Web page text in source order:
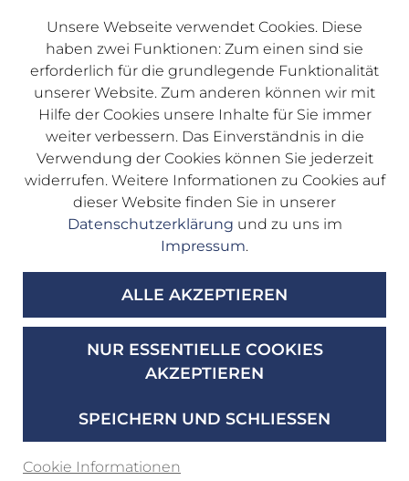
Öffnungszeiten
Mo. – Do.: 08:00 – 17:00 Uhr
Fr.: 08:00 – 13:00 Uhr
Teppichwäscherei & Polstermöbelreinigung
Im Gewerbepark B 49a
93059 Regensburg
Cookie Einstellungen anzeigen
+49 941 400 550
+49 941 44 77 66
Impressum
Datenschutz
Unsere Webseite verwendet Cookies. Diese
haben zwei Funktionen: Zum einen sind sie
erforderlich für die grundlegende Funktionalität
unserer Website. Zum anderen können wir mit
Hilfe der Cookies unsere Inhalte für Sie immer
weiter verbessern. Das Einverständnis in die
Verwendung der Cookies können Sie jederzeit
widerrufen. Weitere Informationen zu Cookies auf
dieser Website finden Sie in unserer
Datenschutzerklärung und zu uns im
Impressum.
ALLE AKZEPTIEREN
NUR ESSENTIELLE COOKIES
AKZEPTIEREN
SPEICHERN UND SCHLIESSEN
Cookie Informationen